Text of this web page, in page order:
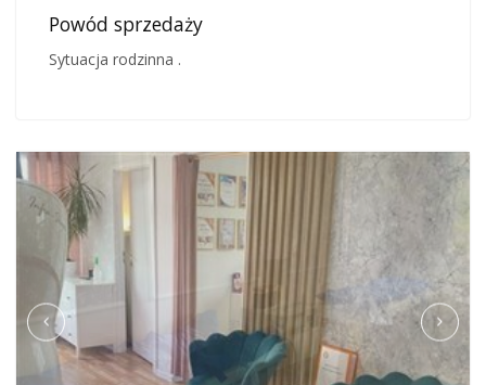
Powód sprzedaży
Sytuacja rodzinna .